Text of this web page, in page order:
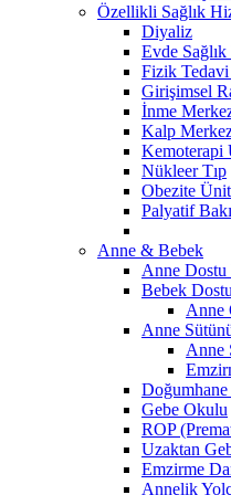
Özellikli Sağlık
Diyaliz
Evde
Fizik
Girişimsel
İnme
Kalp
Kemoterapi
Nükleer Tıp
Obezite
Palyatif
Anne & Bebek
Anne Dostu
Bebek Dostu
Anne
Anne
Anne
Doğumhane
Gebe Okulu
ROP
Uzaktan
Emzirme
Annelik